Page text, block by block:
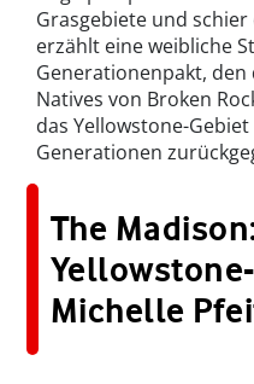
Grasgebiete und
erzählt eine weibliche
Generationenpakt,
Natives von Broken
das Yellowstone-
Generationen
The
Michelle